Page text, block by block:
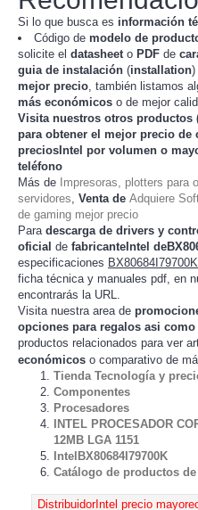
Si lo que busca es información
Código de modelo de
solicite el datasheet o PDF de
guia de instalación (installation)
mejor precio , también listamos
más económicos o de mejor
Visita nuestros otros productos
para obtener el mejor precio de
preciosIntel por volumen o
teléfono
Más de Impresoras, plotters para
servidores Venta de Adquiere
de gaming mejor precio
Para descarga de drivers y
oficial de fabricanteIntel
especificaciones BX80684I79700K
ficha técnica y manuales pdf, en
encontrarás la URL.
Visita nuestra area de
opciones para regalos asi
productos relacionados para ver
económicos o comparativo de
Tienda Tecnología y
Componentes
Procesadores
INTEL PROCESADOR
12MB LGA 1151
IntelBX80684I79700K
Catálogo de productos